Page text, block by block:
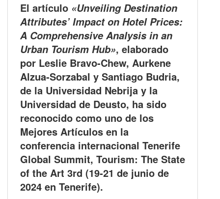
El artículo «Unveiling Destination
Attributes’ Impact on Hotel Prices:
A Comprehensive Analysis in an
Urban Tourism Hub», elaborado
por Leslie Bravo-Chew, Aurkene
Alzua-Sorzabal y Santiago Budria,
de la Universidad Nebrija y la
Universidad de Deusto, ha sido
reconocido como uno de los
Mejores Artículos en la
conferencia internacional Tenerife
Global Summit, Tourism: The State
of the Art 3rd (19-21 de junio de
2024 en Tenerife).